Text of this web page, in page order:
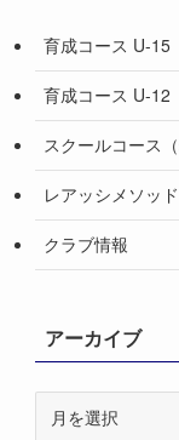
育成コース U-15
育成コース U-12
スクールコース
レアッシメソッド
クラブ情報
アーカイブ